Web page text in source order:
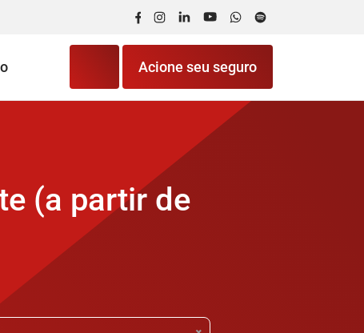
FacebookInstagram
LinkedInYouTubeWhatsApp
Spotify
Acione seu seguro
(a partir de